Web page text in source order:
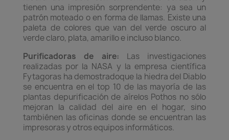
tienen una impresión sorprendente: ya sea un
patrón moteado o en forma de llamas. Existe una
paleta de colores que van del verde oscuro al
verde claro, plata, amarillo e incluso blanco.
Purificadoras de aire: Las investigaciones
realizadas por la NASA y la empresa científica
Fytagoras ha demostradoque la hiedra del Diablo
se encuentra en el top 10 de las mayoría de las
plantas depurificación de aírelos Pothos no sólo
mejoran la calidad del aire en el hogar, sino
tambiénen las oficinas donde se encuentran las
impresoras y otros equipos informáticos.